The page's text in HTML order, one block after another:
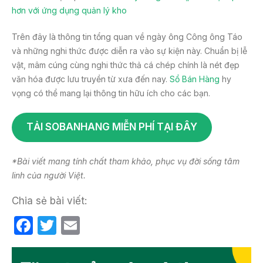
hơn với ứng dụng quản lý kho
Trên đây là thông tin tổng quan về ngày ông Công ông Táo
và những nghi thức được diễn ra vào sự kiện này. Chuẩn bị lễ
vật, mâm cúng cùng nghi thức thả cá chép chính là nét đẹp
văn hóa được lưu truyền từ xưa đến nay. Sổ Bán Hàng hy
vọng có thể mang lại thông tin hữu ích cho các bạn.
TẢI SOBANHANG MIỄN PHÍ TẠI ĐÂY
*Bài viết mang tính chất tham khảo, phục vụ đời sống tâm
linh của người Việt.
Chia sẻ bài viết:
F
a
T
w m